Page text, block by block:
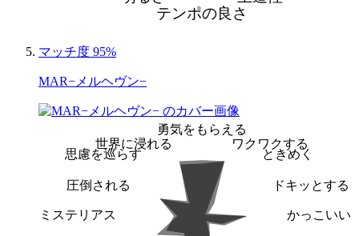
テンポの良さ
マッチ度 95%
MAR−メルヘヴン−
勇気をもらえる
ワクワクする
ときめく
ドキッとする
かっこいい
ミステリアス
圧倒される
思慮を巡らす
世界に浸れる